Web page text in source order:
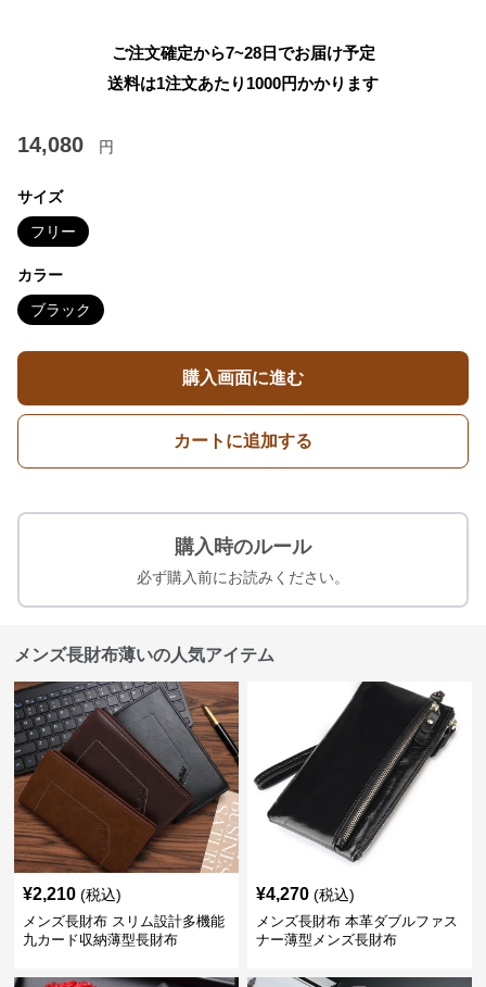
ご注文確定から7~28日でお届け予定
送料は1注文あたり 1000円かかります
14,080 円
サイズ
フリー
カラー
ブラック
購入画面に進む
カートに追加する
購入時のルール
必ず購入前にお読みください。
メンズ長財布薄いの人気アイテム
¥2,210 (税込)
メンズ長財布 スリム設計多機能
九カード収納薄型長財布
¥4,270 (税込)
メンズ長財布 本革ダブルファス
ナー薄型メンズ長財布